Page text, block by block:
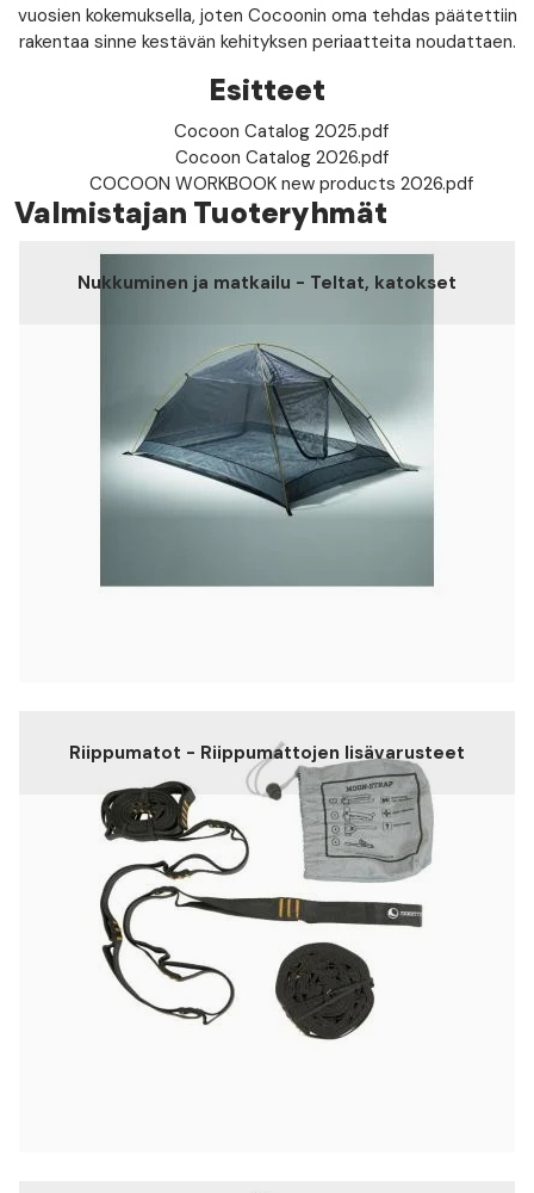
vuosien kokemuksella, joten Cocoonin oma tehdas päätettiin
rakentaa sinne kestävän kehityksen periaatteita noudattaen.
Esitteet
Cocoon Catalog 2025.pdf
Cocoon Catalog 2026.pdf
COCOON WORKBOOK new products 2026.pdf
Valmistajan Tuoteryhmät
Nukkuminen ja matkailu - Teltat, katokset
Riippumatot - Riippumattojen lisävarusteet